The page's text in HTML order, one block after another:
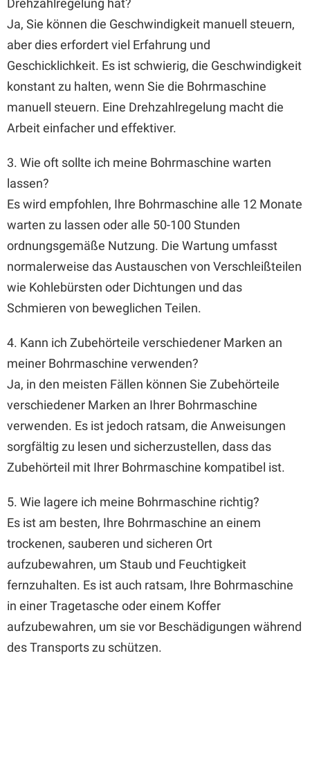
Drehzahlregelung hat?
Ja, Sie können die Geschwindigkeit manuell steuern,
aber dies erfordert viel Erfahrung und
Geschicklichkeit. Es ist schwierig, die Geschwindigkeit
konstant zu halten, wenn Sie die Bohrmaschine
manuell steuern. Eine Drehzahlregelung macht die
Arbeit einfacher und effektiver.
3. Wie oft sollte ich meine Bohrmaschine warten
lassen?
Es wird empfohlen, Ihre Bohrmaschine alle 12 Monate
warten zu lassen oder alle 50-100 Stunden
ordnungsgemäße Nutzung. Die Wartung umfasst
normalerweise das Austauschen von Verschleißteilen
wie Kohlebürsten oder Dichtungen und das
Schmieren von beweglichen Teilen.
4. Kann ich Zubehörteile verschiedener Marken an
meiner Bohrmaschine verwenden?
Ja, in den meisten Fällen können Sie Zubehörteile
verschiedener Marken an Ihrer Bohrmaschine
verwenden. Es ist jedoch ratsam, die Anweisungen
sorgfältig zu lesen und sicherzustellen, dass das
Zubehörteil mit Ihrer Bohrmaschine kompatibel ist.
5. Wie lagere ich meine Bohrmaschine richtig?
Es ist am besten, Ihre Bohrmaschine an einem
trockenen, sauberen und sicheren Ort
aufzubewahren, um Staub und Feuchtigkeit
fernzuhalten. Es ist auch ratsam, Ihre Bohrmaschine
in einer Tragetasche oder einem Koffer
aufzubewahren, um sie vor Beschädigungen während
des Transports zu schützen.